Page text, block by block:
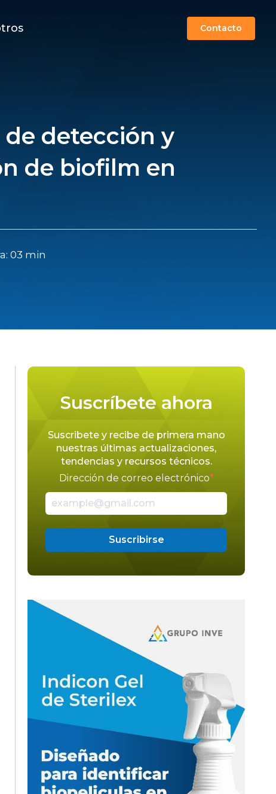
Contacto
detección y
de biofilm en
03 min
Suscríbete ahora
Suscribete y recibe de primera mano
nuestras últimas actualizaciones,
tendencias y recursos técnicos.
Dirección de correo electrónico*